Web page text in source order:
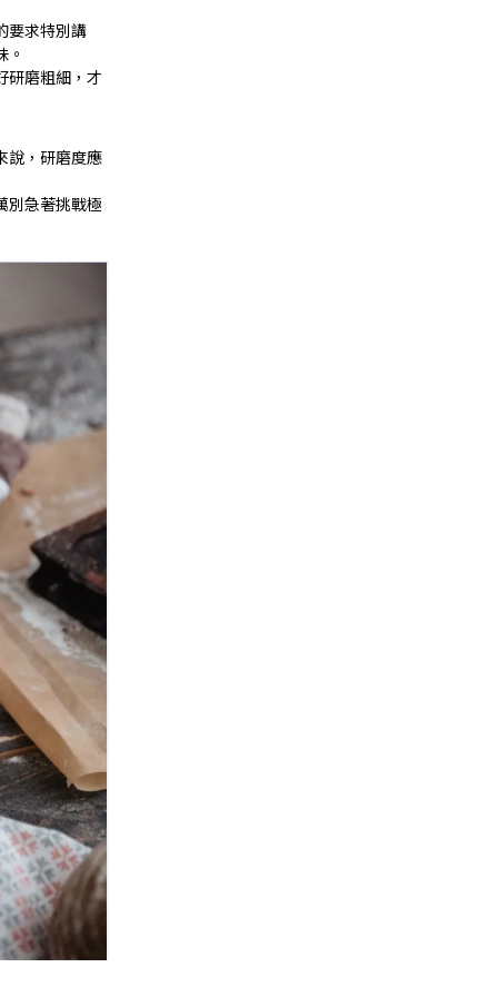
要求特別講
研磨粗細，才
說，研磨度應
別急著挑戰極